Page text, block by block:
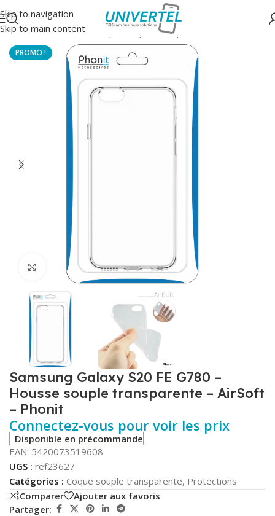
Skip to navigation
Skip to main content
Accueil/Protections Coque souple transparente
Click to enlarge
Samsung Galaxy S20 FE G780 –
Housse souple transparente – AirSoft
– Phonit
Connectez-vous pour voir les prix
Disponible en précommande
EAN: 5420073519608
UGS : ref23627
Catégories : Coque souple transparente, Protections
Comparer
Ajouter aux favoris
Partager: